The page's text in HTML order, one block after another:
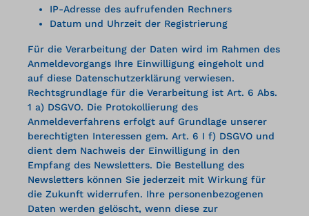
IP-Adresse des aufrufenden Rechners
Datum und Uhrzeit der Registrierung
Für die Verarbeitung der Daten wird im Rahmen des
Anmeldevorgangs Ihre Einwilligung eingeholt und
auf diese Datenschutzerklärung verwiesen.
Rechtsgrundlage für die Verarbeitung ist Art. 6 Abs.
1 a) DSGVO. Die Protokollierung des
Anmeldeverfahrens erfolgt auf Grundlage unserer
berechtigten Interessen gem. Art. 6 I f) DSGVO und
dient dem Nachweis der Einwilligung in den
Empfang des Newsletters. Die Bestellung des
Newsletters können Sie jederzeit mit Wirkung für
die Zukunft widerrufen. Ihre personenbezogenen
Daten werden gelöscht, wenn diese zur